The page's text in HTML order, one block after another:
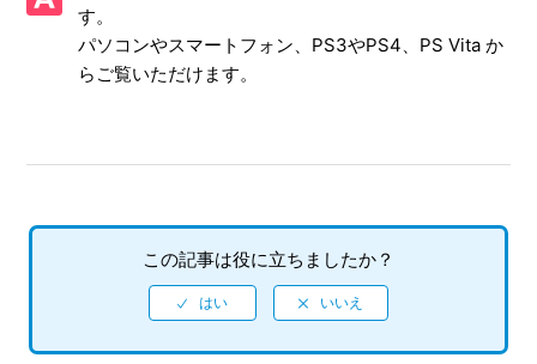
【PSVita/電撃文庫 FIGHTING CLIMAX IGNITION】3G回線
には対応しているのか
士の対戦を観賞することはできるか
【PSVita/電撃文庫 FIGHTING CLIMAX IGNITION】フルボ
す。
パソコンやスマートフォン、PS3やPS4、PS Vita か
らご覧いただけます。
この記事は役に立ちましたか？